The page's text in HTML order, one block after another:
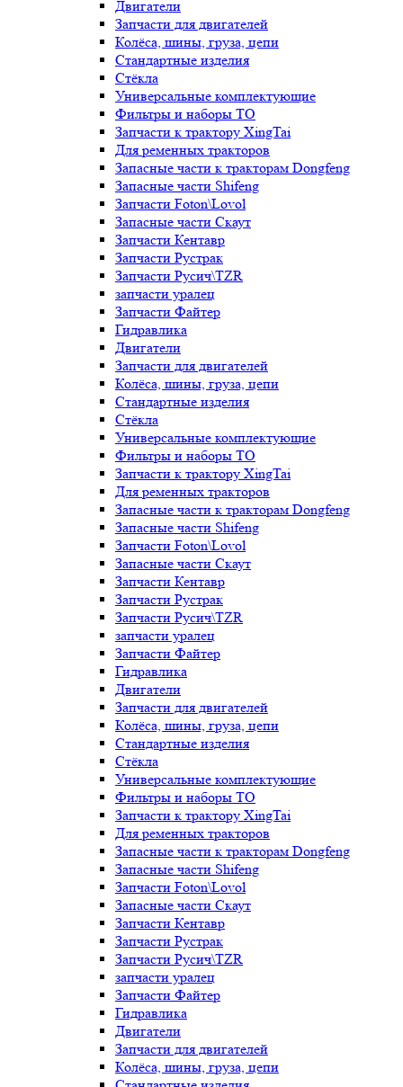
Двигатели
Запчасти для двигателей
Колёса, шины, груза, цепи
Стандартные изделия
Стёкла
Универсальные комплектующие
Фильтры и наборы ТО
Запчасти к трактору XingTai
Для ременных тракторов
Запасные части к тракторам Dongfeng
Запасные части Shifeng
Запчасти Foton\Lovol
Запасные части Скаут
Запчасти Кентавр
Запчасти Рустрак
Запчасти Русич\TZR
запчасти уралец
Запчасти Файтер
Гидравлика
Двигатели
Запчасти для двигателей
Колёса, шины, груза, цепи
Стандартные изделия
Стёкла
Универсальные комплектующие
Фильтры и наборы ТО
Запчасти к трактору XingTai
Для ременных тракторов
Запасные части к тракторам Dongfeng
Запасные части Shifeng
Запчасти Foton\Lovol
Запасные части Скаут
Запчасти Кентавр
Запчасти Рустрак
Запчасти Русич\TZR
запчасти уралец
Запчасти Файтер
Гидравлика
Двигатели
Запчасти для двигателей
Колёса, шины, груза, цепи
Стандартные изделия
Стёкла
Универсальные комплектующие
Фильтры и наборы ТО
Запчасти к трактору XingTai
Для ременных тракторов
Запасные части к тракторам Dongfeng
Запасные части Shifeng
Запчасти Foton\Lovol
Запасные части Скаут
Запчасти Кентавр
Запчасти Рустрак
Запчасти Русич\TZR
запчасти уралец
Запчасти Файтер
Гидравлика
Двигатели
Запчасти для двигателей
Колёса, шины, груза, цепи